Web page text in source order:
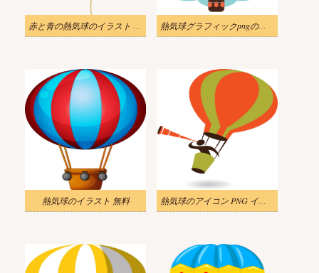
赤と青の熱気球のイラスト PNG 無料 熱気球グラフィックpngのイラスト
熱気球のイラスト 無料 熱気球のアイコン PNG イラストの男